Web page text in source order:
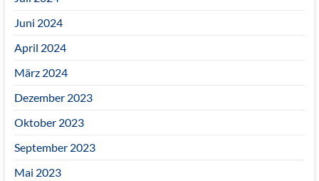
Juni 2024
April 2024
März 2024
Dezember 2023
Oktober 2023
September 2023
Mai 2023